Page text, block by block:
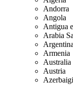
Andorra
Angola
Antigua
Arabia
Argentina
Armenia
Australia
Austria